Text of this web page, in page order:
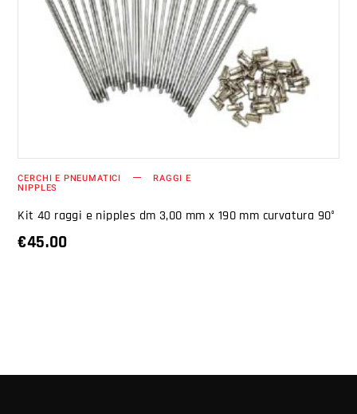
AGGIUNGI AL CARRELLO
CERCHI E PNEUMATICI RAGGI E
NIPPLES
Kit 40 raggi e nipples dm 3,00 mm x 190 mm curvatura 90°
€45.00